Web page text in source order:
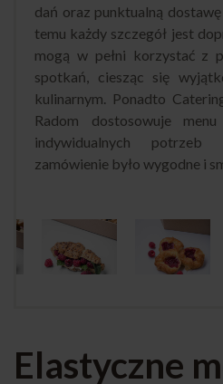
dań oraz punktualną
temu każdy szczegół jest
mogą w pełni korzystać z
spotkań, ciesząc się
kulinarnym. Ponadto
Radom dostosowuje
indywidualnych
zamówienie było wygodne i
Elastyczne